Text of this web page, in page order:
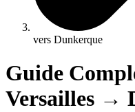
vers Dunkerque
Guide
Versailles →